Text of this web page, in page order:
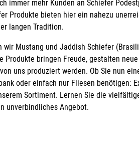
immer mehr Kunden an Schiefer
Produkte bieten hier ein nahezu
langen Tradition.
wir Mustang und Jaddish Schiefer
Produkte bringen Freude, gestalten
uns produziert werden. Ob Sie nun
oder einfach nur Fliesen benötigen:
Sortiment. Lernen Sie die
unverbindliches Angebot.